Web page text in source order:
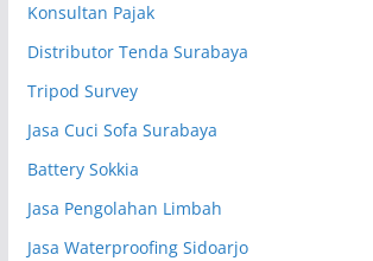
Konsultan Pajak
Distributor Tenda Surabaya
Tripod Survey
Jasa Cuci Sofa Surabaya
Battery Sokkia
Jasa Pengolahan Limbah
Jasa Waterproofing Sidoarjo